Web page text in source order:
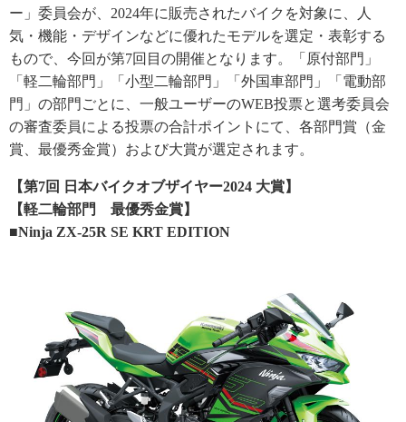
ー」委員会が、2024年に販売されたバイクを対象に、人
気・機能・デザインなどに優れたモデルを選定・表彰する
もので、今回が第7回目の開催となります。「原付部門」
「軽二輪部門」「小型二輪部門」「外国車部門」「電動部
門」の部門ごとに、一般ユーザーのWEB投票と選考委員会
の審査委員による投票の合計ポイントにて、各部門賞（金
賞、最優秀金賞）および大賞が選定されます。
【第7回 日本バイクオブザイヤー2024 大賞】
【軽二輪部門 最優秀金賞】
■Ninja ZX-25R SE KRT EDITION